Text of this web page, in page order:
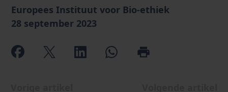
Europees Instituut voor Bio-ethiek
28 september 2023